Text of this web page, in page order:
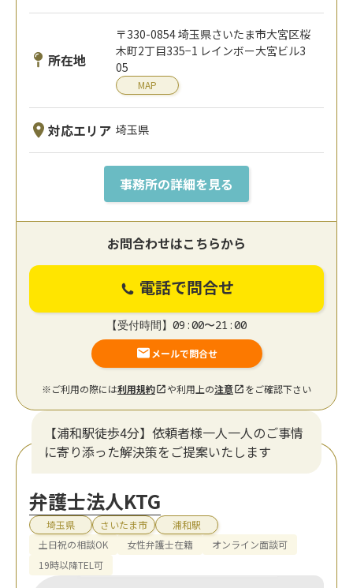
所在地
〒330-0854 埼玉県さいたま市大宮区桜
木町2丁目335−1 レインボー大宮ビル3
05
MAP
対応エリア 埼玉県
事務所の詳細を見る
お問合わせはこちらから
電話で問合せ
【受付時間】09:00〜21:00
メールで問合せ
※ご利用の際には利用規約 や利用上の注意 をご確認下さい
【浦和駅徒歩4分】依頼者様一人一人のご事情
に寄り添った解決策をご提案いたします
弁護士法人KTG
埼玉県 さいたま市
浦和駅
土日祝の相談OK
女性弁護士在籍
オンライン面談可
19時以降TEL可